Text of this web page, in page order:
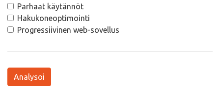
Parhaat käytännöt
Hakukoneoptimointi
Progressiivinen web-sovellus
Analysoi